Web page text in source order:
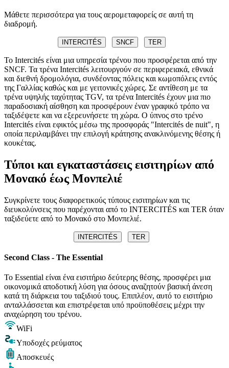
Μάθετε περισσότερα για τους αερομεταφορείς σε αυτή τη
διαδρομή.
INTERCITÉS SNCF TER
Το Intercités είναι μια υπηρεσία τρένου που προσφέρεται από την
SNCF. Τα τρένα Intercités λειτουργούν σε περιφερειακά, εθνικά
και διεθνή δρομολόγια, συνδέοντας πόλεις και κωμοπόλεις εντός
της Γαλλίας καθώς και με γειτονικές χώρες. Σε αντίθεση με τα
τρένα υψηλής ταχύτητας TGV, τα τρένα Intercités έχουν μια πιο
παραδοσιακή αίσθηση και προσφέρουν έναν γραφικό τρόπο να
ταξιδέψετε και να εξερευνήσετε τη χώρα. Ο ύπνος στο τρένο
Intercités είναι εφικτός μέσω της προσφοράς "Intercités de nuit", η
οποία περιλαμβάνει την επιλογή κράτησης ανακλινόμενης θέσης ή
κουκέτας.
Τύποι και εγκαταστάσεις εισιτηρίων από
Μονακό έως Μονπελιέ
Συγκρίνετε τους διαφορετικούς τύπους εισιτηρίων και τις
διευκολύνσεις που παρέχονται από το INTERCITÉS και TER όταν
ταξιδεύετε από το Μονακό στο Μονπελιέ.
INTERCITÉS TER
Second Class - The Essential
Το Essential είναι ένα εισιτήριο δεύτερης θέσης, προσφέρει μια
οικονομικά αποδοτική λύση για όσους αναζητούν βασική άνεση
κατά τη διάρκεια του ταξιδιού τους. Επιπλέον, αυτό το εισιτήριο
ανταλλάσσεται και επιστρέφεται υπό προϋποθέσεις μέχρι την
αναχώρηση του τρένου.
WiFi
Υποδοχές ρεύματος
Αποσκευές